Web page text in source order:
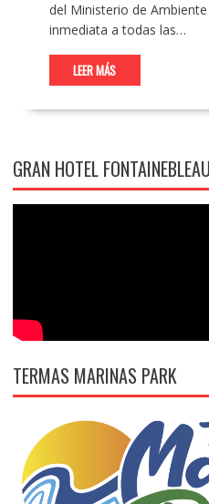
del Ministerio de
inmediata a todas las…
LEER MÁS
GRAN HOTEL FONTAINEBLEAU
TERMAS MARINAS PARK